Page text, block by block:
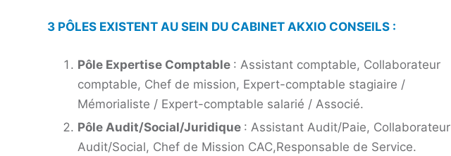
3 PÔLES EXISTENT AU SEIN DU CABINET AKXIO CONSEILS :
Pôle Expertise Comptable : Assistant comptable, Collaborateur
comptable, Chef de mission, Expert-comptable stagiaire /
Mémorialiste / Expert-comptable salarié / Associé.
Pôle Audit/Social/Juridique : Assistant Audit/Paie, Collaborateur
Audit/Social, Chef de Mission CAC,Responsable de Service.